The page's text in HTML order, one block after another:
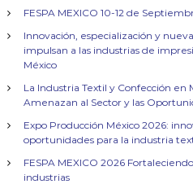
FESPA MEXICO 10-12 de
Innovación, especialización y
impulsan a las industrias de
México
La Industria Textil y Confección en
Amenazan al Sector y las
Expo Producción México 2026:
oportunidades para la industria
FESPA MEXICO 2026
industrias